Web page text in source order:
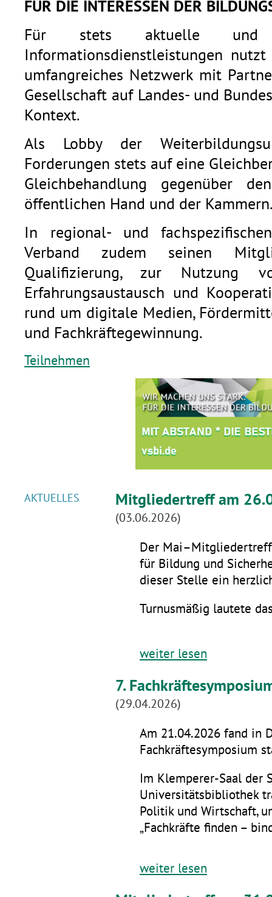
FÜR DIE INTERESSEN DER
Für stets aktuelle und
Informationsdienstleistungen
umfangreiches Netzwerk mit
Gesellschaft auf Landes- und
Kontext.
Als Lobby der
Forderungen stets auf eine
Gleichbehandlung gegenüber
öffentlichen Hand und der
In regional- und
Verband zudem seinen
Qualifizierung, zur Nutzung
Erfahrungsaustausch und
rund um digitale Medien,
und Fachkräftegewinnung.
Teilnehmen
AKTUELLES Mitgliedertreff am
(03.06.2026)
Der
für Bildung und
dieser Stelle ein
Turnusmäßig lautete
weiter lesen
7.
(29.04.2026)
Am 21.04.2026 fand in
Fachkräftesymposium
Im Klemperer-Saal der
Universitätsbibliothek
Politik und Wirtschaft,
„Fachkräfte finden –
weiter lesen